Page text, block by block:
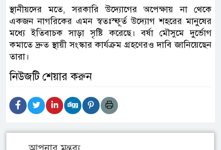
স্থানীয়দের মতে, সরকারি উদ্যোগের অপেক্ষায় না থেকে
একজন নাগরিকের এমন স্বতঃস্ফূর্ত উদ্যোগ শহরের মানুষের
মধ্যে ইতিবাচক সাড়া সৃষ্টি করেছে। বর্ষা মৌসুমে দুর্ভোগ
কমাতে দ্রুত স্থায়ী সংস্কার কার্যক্রম গ্রহণেরও দাবি জানিয়েছেন
তারা।
নিউজটি শেয়ার করুন